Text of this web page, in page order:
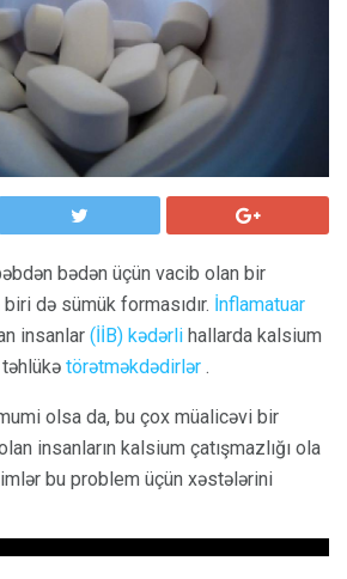
bədən üçün vacib olan bir
də sümük formasıdır. İnflamatuar
insanlar (İİB) kədərli hallarda kalsium
təhlükə törətməkdədirlər .
olsa da, bu çox müalicəvi bir
insanların kalsium çatışmazlığı ola
bu problem üçün xəstələrini